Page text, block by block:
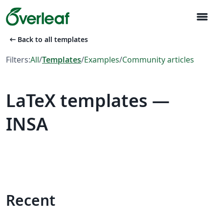
menu
arrow_left_alt Back to all templates
Filters:All/Templates/Examples/Community articles
LaTeX templates —
INSA
Recent